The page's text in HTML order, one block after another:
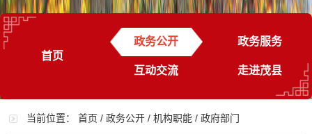
首页
政务公开 政务服务
互动交流 走进茂县
当前位置：首页 /政务公开 /机构职能 /政府部门